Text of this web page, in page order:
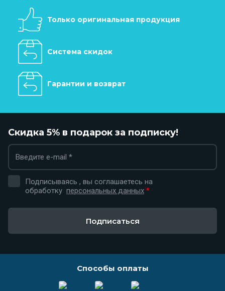
Только оригинальная продукция
Система скидок
Гарантии и возврат
Скидка 5% в подарок за подписку!
Подписываясь , вы соглашаетесь на
обработку персональных данных *
Подписаться
Способы оплаты